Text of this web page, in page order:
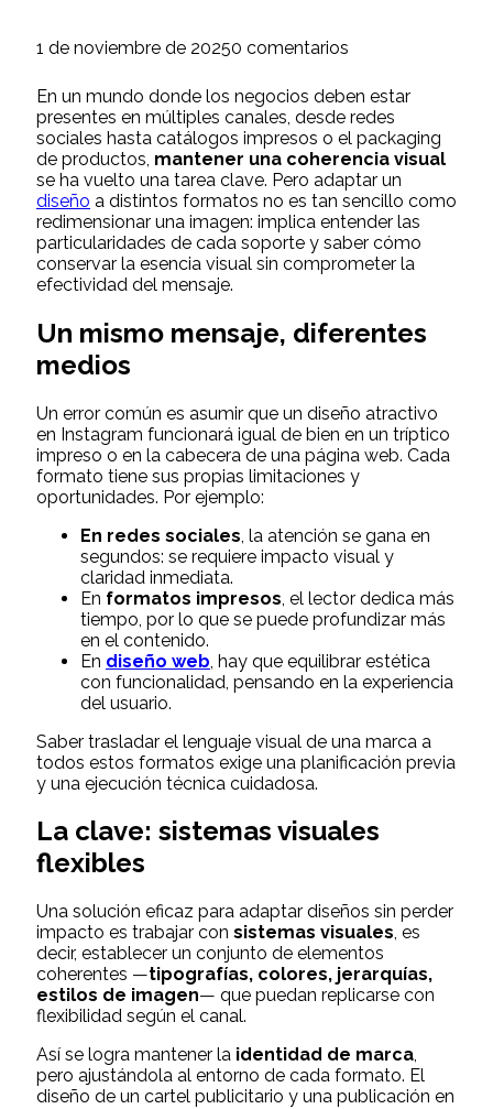
1 de noviembre de 20250 comentarios
En un mundo donde los negocios deben estar
presentes en múltiples canales, desde redes
sociales hasta catálogos impresos o el packaging
de productos, mantener una coherencia visual
se ha vuelto una tarea clave. Pero adaptar un
diseño a distintos formatos no es tan sencillo como
redimensionar una imagen: implica entender las
particularidades de cada soporte y saber cómo
conservar la esencia visual sin comprometer la
efectividad del mensaje.
Un mismo mensaje, diferentes
medios
Un error común es asumir que un diseño atractivo
en Instagram funcionará igual de bien en un tríptico
impreso o en la cabecera de una página web. Cada
formato tiene sus propias limitaciones y
oportunidades. Por ejemplo:
En redes sociales , la atención se gana en
segundos: se requiere impacto visual y
claridad inmediata.
En formatos impresos , el lector dedica más
tiempo, por lo que se puede profundizar más
en el contenido.
En diseño web , hay que equilibrar estética
con funcionalidad, pensando en la experiencia
del usuario.
Saber trasladar el lenguaje visual de una marca a
todos estos formatos exige una planificación previa
y una ejecución técnica cuidadosa.
La clave: sistemas visuales
flexibles
Una solución eficaz para adaptar diseños sin perder
impacto es trabajar con sistemas visuales, es
decir, establecer un conjunto de elementos
coherentes —tipografías, colores, jerarquías,
estilos de imagen— que puedan replicarse con
flexibilidad según el canal.
Así se logra mantener la identidad de marca,
pero ajustándola al entorno de cada formato. El
diseño de un cartel publicitario y una publicación en